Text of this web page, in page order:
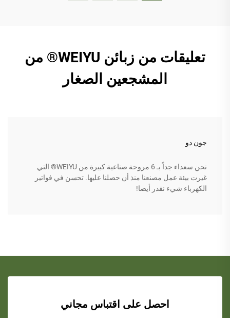
تعليقات من زبائن WEIYU® من
المشجعين الصغار
جون دو
نحن سعداء جداً بـ 6 مروحة صناعية كبيرة من WEIYU® التي
غيرت بيئة عمل مصنعنا منذ أن حصلنا عليها. تحسن في فواتير
الكهرباء شيء نقدر أيضا!
احصل على اقتباس مجاني